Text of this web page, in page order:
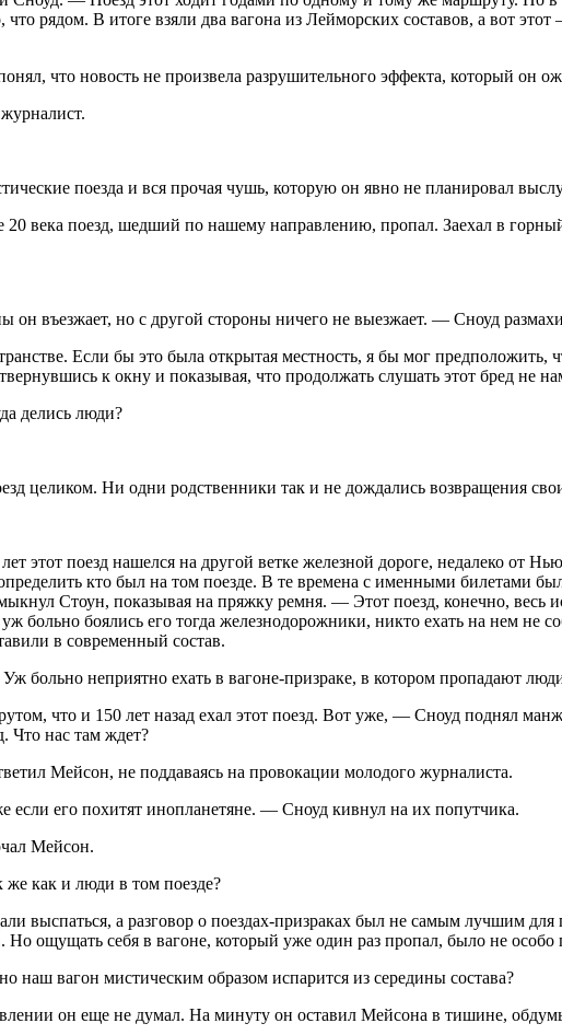
рядом. В итоге взяли два вагона из Лейморских составов, а вот
что новость не произвела разрушительного эффекта, который он
поезда и вся прочая чушь, которую он явно не планировал
века поезд, шедший по нашему направлению, пропал. Заехал в
въезжает, но с другой стороны ничего не выезжает. — Сноуд
Если бы это была открытая местность, я бы мог предположить,
к окну и показывая, что продолжать слушать этот бред не
делись люди?
целиком. Ни одни родственники так и не дождались возвращения
этот поезд нашелся на другой ветке железной дороге, недалеко от
кто был на том поезде. В те времена с именными билетами
Стоун, показывая на пряжку ремня. — Этот поезд, конечно, весь
больно боялись его тогда железнодорожники, никто ехать на нем не
в современный состав.
больно неприятно ехать в вагоне-призраке, в котором пропадают
что и 150 лет назад ехал этот поезд. Вот уже, — Сноуд поднял
Что нас там ждет?
Мейсон, не поддаваясь на провокации молодого журналиста.
его похитят инопланетяне. — Сноуд кивнул на их попутчика.
Мейсон.
как и люди в том поезде?
выспаться, а разговор о поездах-призраках был не самым лучшим для
ощущать себя в вагоне, который уже один раз пропал, было не
наш вагон мистическим образом испарится из середины состава?
он еще не думал. На минуту он оставил Мейсона в тишине,